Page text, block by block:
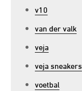
v10
van der valk
veja
veja sneakers
voetbal